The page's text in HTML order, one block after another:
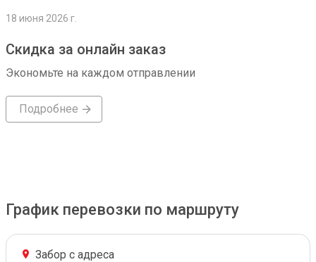
18 июня 2026 г.
Скидка за онлайн заказ
Экономьте на каждом отправлении
Подробнее
График перевозки по маршруту
Забор с адреса